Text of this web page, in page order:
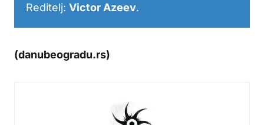
Reditelj: Victor Azeev.
(danubeogradu.rs)